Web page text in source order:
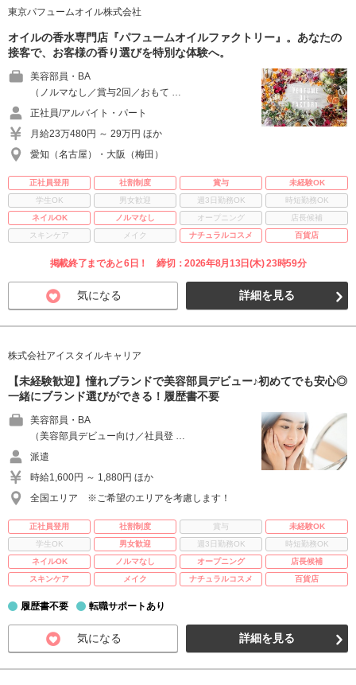
東京パフュームオイル株式会社
オイルの香水専門店『パフュームオイルファクトリー』。あなたの
接客で、お客様の香り選びを特別な体験へ。
美容部員・BA
（ノルマなし／賞与2回／おもて …
正社員/アルバイト・パート
月給23万480円 ～ 29万円 ほか
愛知（名古屋）・大阪（梅田）
正社員登用 社割制度 賞与
未経験OK
学生OK
男女歓迎 週3日勤務OK
時短勤務OK
ネイルOK
ノルマなし オープニング
店長候補
スキンケア
メイク ナチュラルコスメ 百貨店
掲載終了まであと6日！ 締切：2026年8月13日(木) 23時59分
気になる 詳細を見る
株式会社アイスタイルキャリア
【未経験歓迎】憧れブランドで美容部員デビュー♪初めてでも安心◎
一緒にブランド選びができる！履歴書不要
美容部員・BA
（美容部員デビュー向け／社員登 …
派遣
時給1,600円 ～ 1,880円 ほか
全国エリア ※ご希望のエリアを考慮します！
正社員登用 社割制度 賞与
未経験OK
学生OK
男女歓迎 週3日勤務OK
時短勤務OK
ネイルOK
ノルマなし オープニング
店長候補
スキンケア
メイク ナチュラルコスメ 百貨店
履歴書不要 転職サポートあり
気になる 詳細を見る